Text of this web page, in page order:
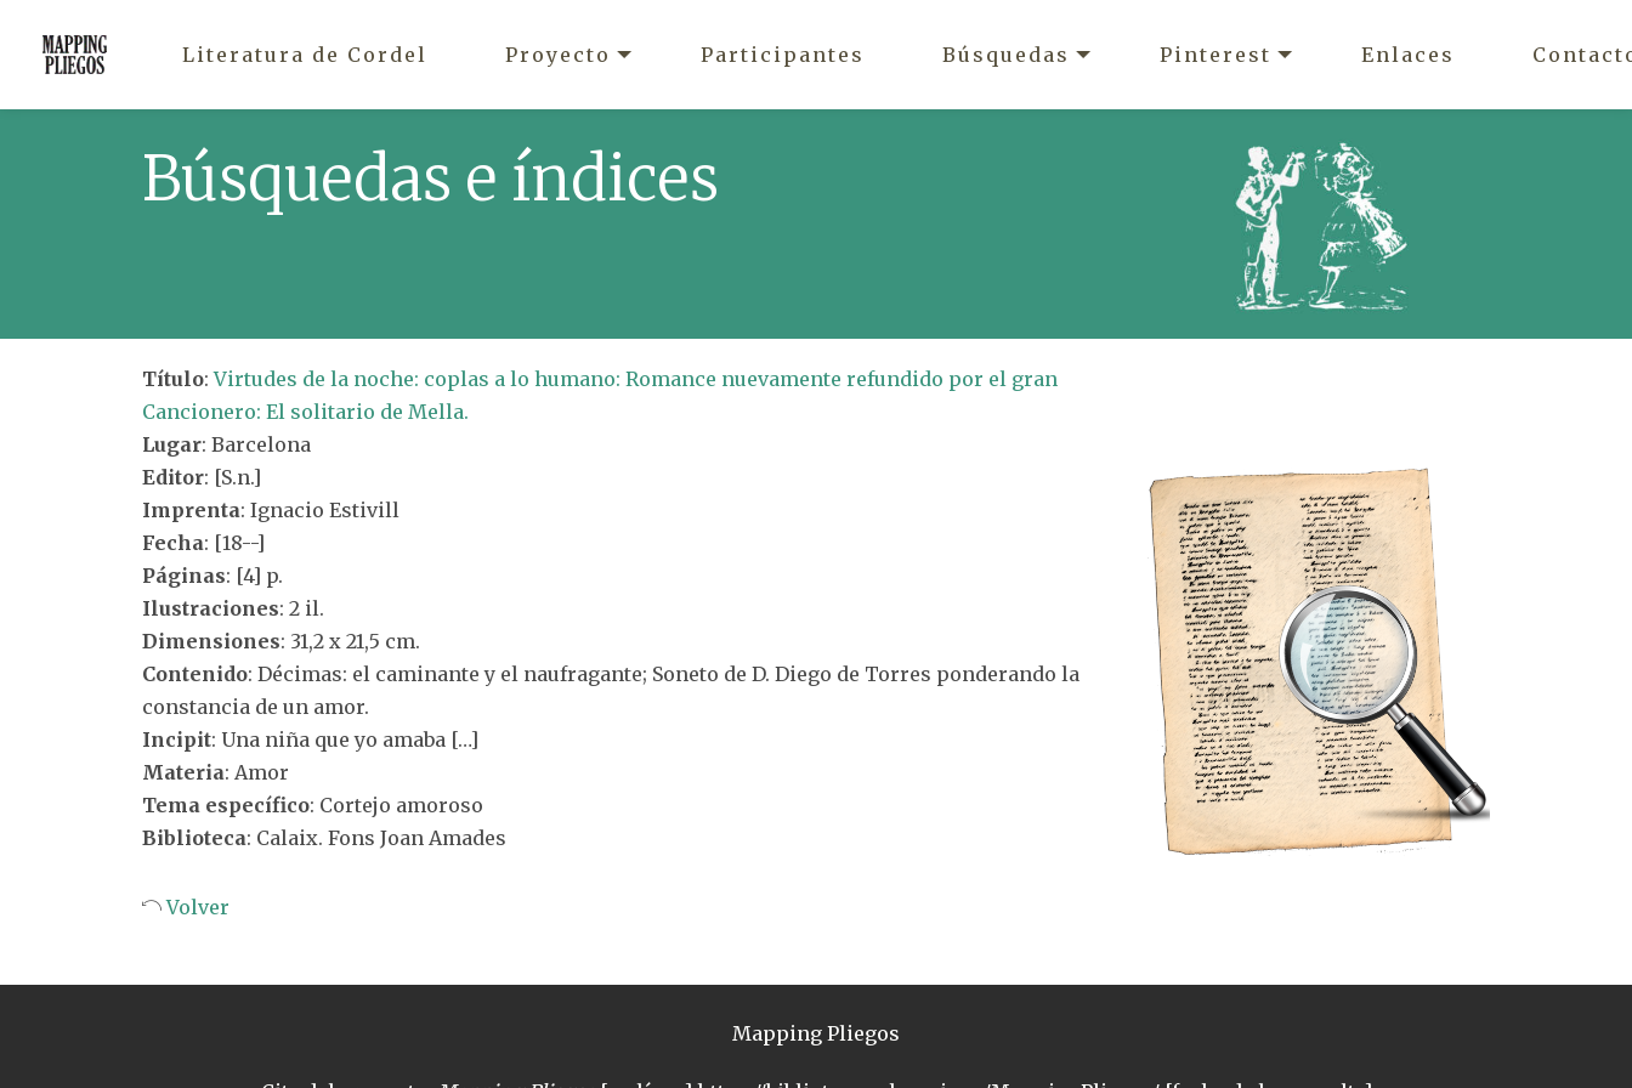
Literatura de Cordel Proyecto Participantes Búsquedas Pinterest Enlaces
Búsquedas e índices
Título:Virtudes de la noche: coplas a lo humano: Romance nuevamente refundido por el gran
Cancionero: El solitario de Mella.
Lugar: Barcelona
Editor: [S.n.]
Imprenta: Ignacio Estivill
Fecha: [18--]
Páginas: [4] p.
Ilustraciones: 2 il.
Dimensiones: 31,2 x 21,5 cm.
Contenido: Décimas: el caminante y el naufragante; Soneto de D. Diego de Torres ponderando la
constancia de un amor.
Incipit: Una niña que yo amaba […]
Materia: Amor
Tema específico: Cortejo amoroso
Biblioteca: Calaix. Fons Joan Amades
Volver
Mapping Pliegos